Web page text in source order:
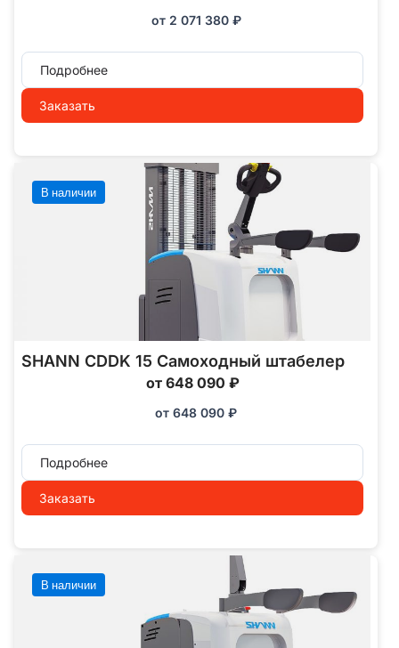
от 2 071 380 ₽
Подробнее
Заказать
В наличии
SHANN CDDK 15 Самоходный штабелер
от 648 090 ₽
от 648 090 ₽
Подробнее
Заказать
В наличии